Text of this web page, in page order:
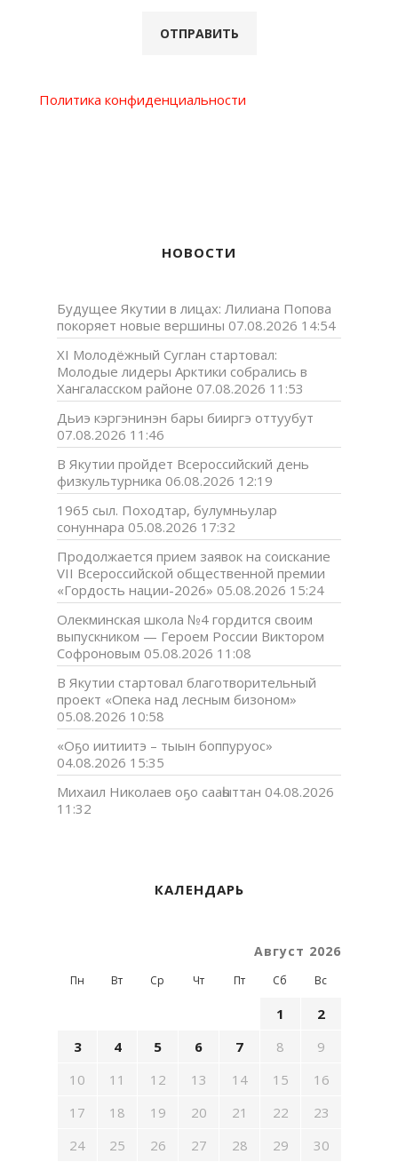
Политика конфиденциальности
НОВОСТИ
Будущее Якутии в лицах: Лилиана Попова
покоряет новые вершины 07.08.2026 14:54
XI Молодёжный Суглан стартовал:
Молодые лидеры Арктики собрались в
Хангаласском районе 07.08.2026 11:53
Дьиэ кэргэнинэн бары бииргэ оттуубут
07.08.2026 11:46
В Якутии пройдет Всероссийский день
физкультурника 06.08.2026 12:19
1965 сыл. Походтар, булумньулар
сонуннара 05.08.2026 17:32
Продолжается прием заявок на соискание
VII Всероссийской общественной премии
«Гордость нации-2026» 05.08.2026 15:24
Олекминская школа №4 гордится своим
выпускником — Героем России Виктором
Софроновым 05.08.2026 11:08
В Якутии стартовал благотворительный
проект «Опека над лесным бизоном»
05.08.2026 10:58
«Оҕо иитиитэ – тыын боппуруос»
04.08.2026 15:35
Михаил Николаев оҕо сааһыттан 04.08.2026
11:32
КАЛЕНДАРЬ
Август 2026
Пн Вт Ср Чт Пт Сб Вс
1
2
3
4 5 6 7 8
9
10
11 12 13 14 15
16
17
18 19 20 21 22
23
24
25 26 27 28 29
30